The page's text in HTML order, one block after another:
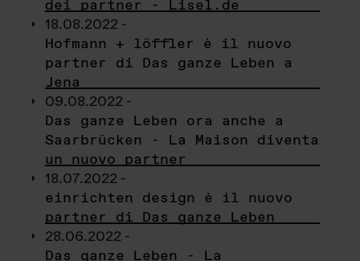
dei partner - Lisel.de
18.08.2022 -
Hofmann + löffler è il nuovo
partner di Das ganze Leben a
Jena
09.08.2022 -
Das ganze Leben ora anche a
Saarbrücken - La Maison diventa
un nuovo partner
18.07.2022 -
einrichten design è il nuovo
partner di Das ganze Leben
28.06.2022 -
Das ganze Leben - La